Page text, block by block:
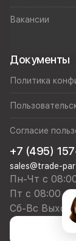
Вакансии
Документы
Политика
Согласие
+7 (495)
sales@trade-
Пн-Чт с
Пт с 08:00
Сб-Вс